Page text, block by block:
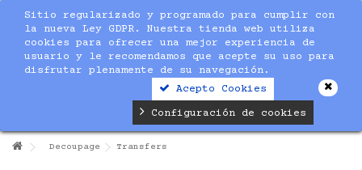
Sitio regularizado y programado para cumplir con
la nueva Ley GDPR. Nuestra tienda web utiliza
cookies para ofrecer una mejor experiencia de
usuario y le recomendamos que acepte su uso para
disfrutar plenamente de su navegación.
Acepto Cookies
Configuración de cookies
Decoupage Transfers